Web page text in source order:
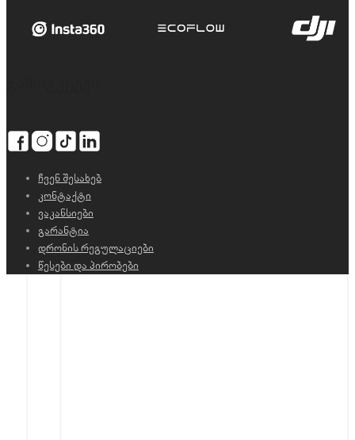
ჩვენ შესახებ
კონტაქტი
ვაკანსიები
გარანტია
დრონის რეგულაციები
წესები და პირობები